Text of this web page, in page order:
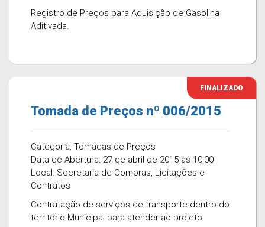
Registro de Preços para Aquisição de Gasolina
Aditivada.
FINALIZADO
Tomada de Preços nº 006/2015
Categoria: Tomadas de Preços
Data de Abertura: 27 de abril de 2015 às 10:00
Local: Secretaria de Compras, Licitações e
Contratos
Contratação de serviços de transporte dentro do
território Municipal para atender ao projeto